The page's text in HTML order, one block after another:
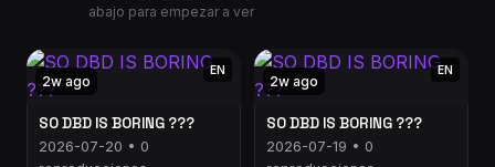
abajo para empezar a ver
2w ago
EN
SO DBD IS BORING ???
2026-07-20 • 0
2w ago
EN
SO DBD IS BORING ???
2026-07-19 • 0